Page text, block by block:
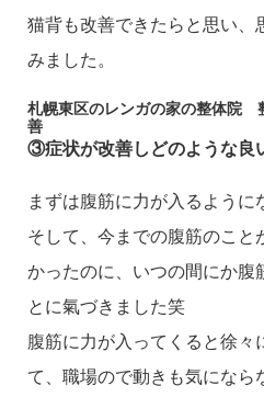
猫背も改善できたらと思い、
みました。
札幌東区のレンガの家の整体院
善
③症状が改善しどのような良
まずは腹筋に力が入るように
そして、今までの腹筋のこと
かったのに、いつの間にか腹
とに氣づきました笑
腹筋に力が入ってくると徐々
て、職場ので動きも気になら